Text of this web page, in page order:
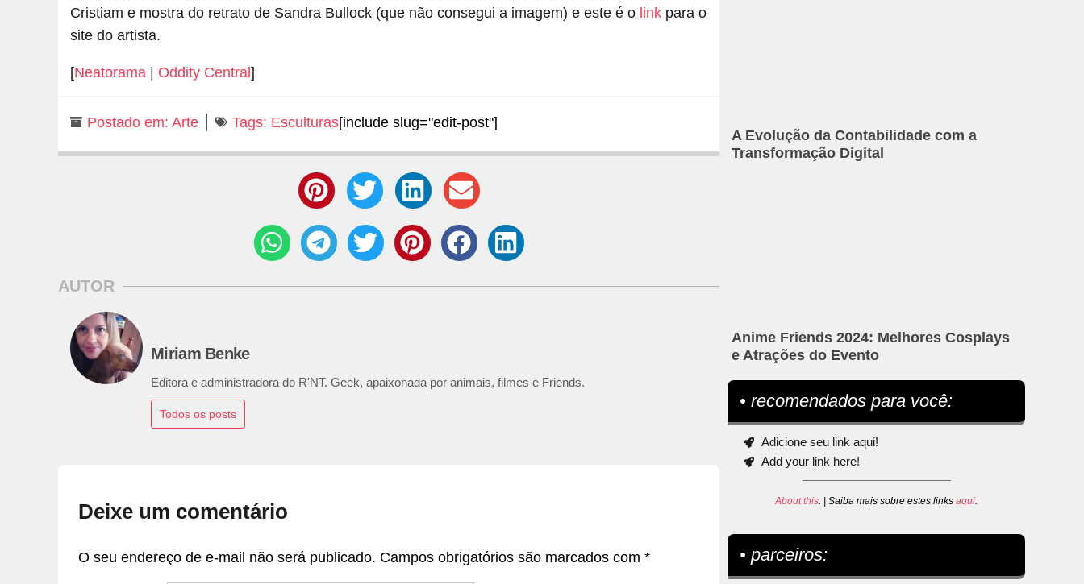
Cristiam e mostra do retrato de Sandra Bullock (que não consegui a imagem) e este é o link para o
site do artista.
[Neatorama | Oddity Central]
Postado em: Arte Tags: Esculturas[include slug="edit-post"]
AUTOR
Miriam Benke
Editora e administradora do R'NT. Geek, apaixonada por animais, filmes e Friends.
Todos os posts
Deixe um comentário
O seu endereço de e-mail não será publicado. Campos obrigatórios são marcados com *
A Evolução da Contabilidade com a
Transformação Digital
Anime Friends 2024: Melhores Cosplays
e Atrações do Evento
• recomendados para você:
Adicione seu link aqui!
Add your link here!
About this. | Saiba mais sobre estes linksaqui.
• parceiros: